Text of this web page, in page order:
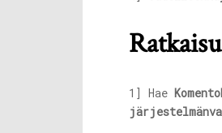
1] Hae